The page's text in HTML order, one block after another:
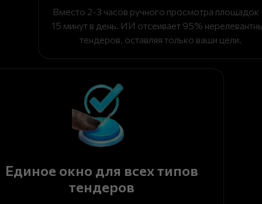
Вместо 2-3 часов ручного просмотра
15 минут в день. ИИ отсеивает 95%
тендеров, оставляя только ваши цели.
Единое окно для всех типов
тендеров